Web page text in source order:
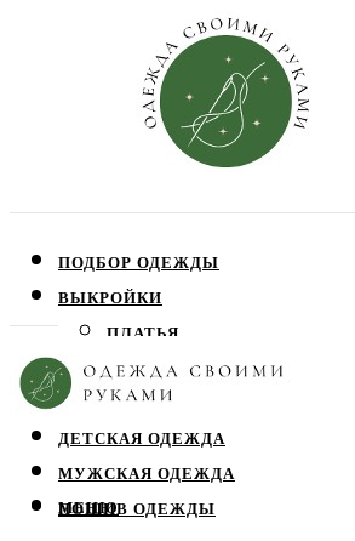
ПОДБОР ОДЕЖДЫ
ВЫКРОЙКИ
ПЛАТЬЯ
ЮБКИ
БЛУЗЫ
ДЕТСКАЯ ОДЕЖДА
МУЖСКАЯ ОДЕЖДА
ПОШИВ ОДЕЖДЫ
МЕНЮ